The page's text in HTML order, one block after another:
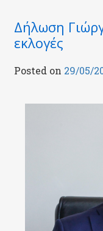
Δήλωση
εκλογές
Posted on 29/05/